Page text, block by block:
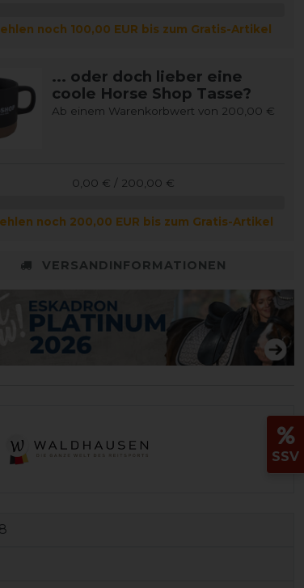
noch 100,00 EUR bis zum Gratis-Artikel
... oder doch lieber eine
coole Horse Shop Tasse?
Ab einem Warenkorbwert von 200,00 €
0,00 € / 200,00 €
noch 200,00 EUR bis zum Gratis-Artikel
VERSANDINFORMATIONEN
SSV